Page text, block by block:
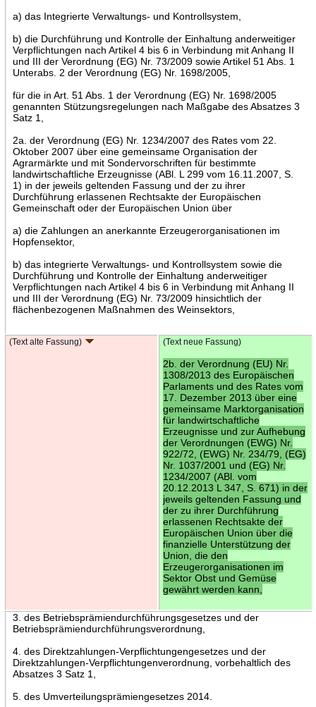
a) das Integrierte Verwaltungs- und Kontrollsystem,
b) die Durchführung und Kontrolle der Einhaltung anderweitiger
Verpflichtungen nach Artikel 4 bis 6 in Verbindung mit Anhang II
und III der Verordnung (EG) Nr. 73/2009 sowie Artikel 51 Abs. 1
Unterabs. 2 der Verordnung (EG) Nr. 1698/2005,
für die in Art. 51 Abs. 1 der Verordnung (EG) Nr. 1698/2005
genannten Stützungsregelungen nach Maßgabe des Absatzes 3
Satz 1,
2a. der Verordnung (EG) Nr. 1234/2007 des Rates vom 22.
Oktober 2007 über eine gemeinsame Organisation der
Agrarmärkte und mit Sondervorschriften für bestimmte
landwirtschaftliche Erzeugnisse (ABl. L 299 vom 16.11.2007, S.
1) in der jeweils geltenden Fassung und der zu ihrer
Durchführung erlassenen Rechtsakte der Europäischen
Gemeinschaft oder der Europäischen Union über
a) die Zahlungen an anerkannte Erzeugerorganisationen im
Hopfensektor,
b) das integrierte Verwaltungs- und Kontrollsystem sowie die
Durchführung und Kontrolle der Einhaltung anderweitiger
Verpflichtungen nach Artikel 4 bis 6 in Verbindung mit Anhang II
und III der Verordnung (EG) Nr. 73/2009 hinsichtlich der
flächenbezogenen Maßnahmen des Weinsektors,
(Text alte Fassung) (Text neue Fassung)
2b. der Verordnung (EU) Nr.
1308/2013 des Europäischen
Parlaments und des Rates vom
17. Dezember 2013 über eine
gemeinsame Marktorganisation
für landwirtschaftliche
Erzeugnisse und zur Aufhebung
der Verordnungen (EWG) Nr.
922/72, (EWG) Nr. 234/79, (EG)
Nr. 1037/2001 und (EG) Nr.
1234/2007 (ABl. vom
20.12.2013 L 347, S. 671) in der
jeweils geltenden Fassung und
der zu ihrer Durchführung
erlassenen Rechtsakte der
Europäischen Union über die
finanzielle Unterstützung der
Union, die den
Erzeugerorganisationen im
Sektor Obst und Gemüse
gewährt werden kann,
3. des Betriebsprämiendurchführungsgesetzes und der
Betriebsprämiendurchführungsverordnung,
4. des Direktzahlungen-Verpflichtungengesetzes und der
Direktzahlungen-Verpflichtungenverordnung, vorbehaltlich des
Absatzes 3 Satz 1,
5. des Umverteilungsprämiengesetzes 2014.